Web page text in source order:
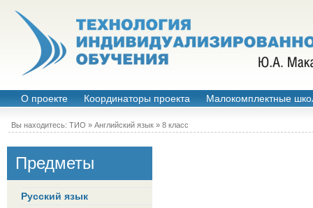
О проекте Координаторы проекта Малокомплектные
Вы находитесь: ТИО » Английский язык » 8 класс
Предметы
Русский язык